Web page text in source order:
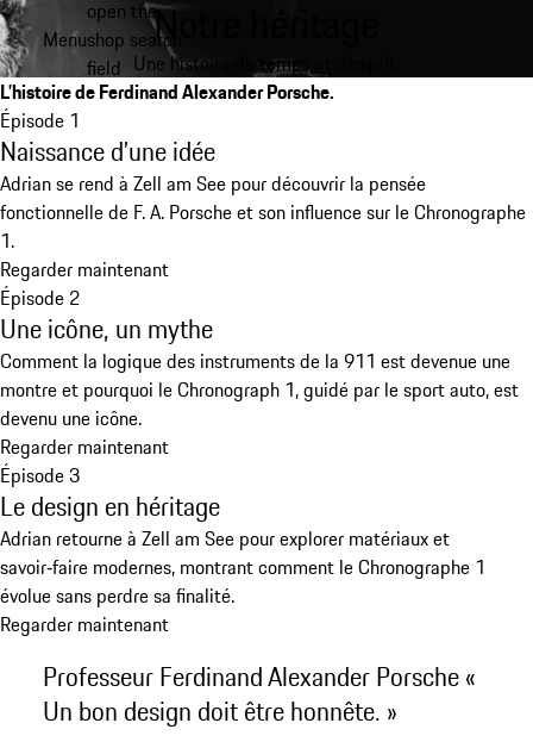
Aller
au
contenu
principal
Menu
open the
shop search
field
Notre héritage
Une histoire de temps et d’esprit.
L’histoire de Ferdinand Alexander Porsche.
Épisode 1
Naissance d’une idée
Adrian se rend à Zell am See pour découvrir la pensée
fonctionnelle de F. A. Porsche et son influence sur le Chronographe
1.
Regarder maintenant
Épisode 2
Une icône, un mythe
Comment la logique des instruments de la 911 est devenue une
montre et pourquoi le Chronograph 1, guidé par le sport auto, est
devenu une icône.
Regarder maintenant
Épisode 3
Le design en héritage
Adrian retourne à Zell am See pour explorer matériaux et
savoir‑faire modernes, montrant comment le Chronographe 1
évolue sans perdre sa finalité.
Regarder maintenant
Professeur Ferdinand Alexander Porsche «
Un bon design doit être honnête. »